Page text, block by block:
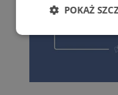
POKAŻ
Niezbędne